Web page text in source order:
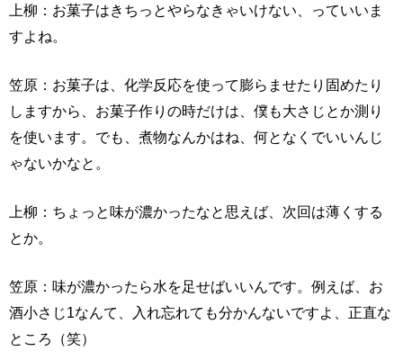
上柳：お菓子はきちっとやらなきゃいけない、っていいま
すよね。
笠原：お菓子は、化学反応を使って膨らませたり固めたり
しますから、お菓子作りの時だけは、僕も大さじとか測り
を使います。でも、煮物なんかはね、何となくでいいんじ
ゃないかなと。
上柳：ちょっと味が濃かったなと思えば、次回は薄くする
とか。
笠原：味が濃かったら水を足せばいいんです。例えば、お
酒小さじ1なんて、入れ忘れても分かんないですよ、正直な
ところ（笑）